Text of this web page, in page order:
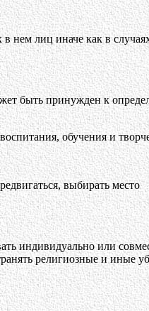
нем лиц иначе как в
быть принужден к
обучения и
выбирать место
индивидуально или
религиозные и иные